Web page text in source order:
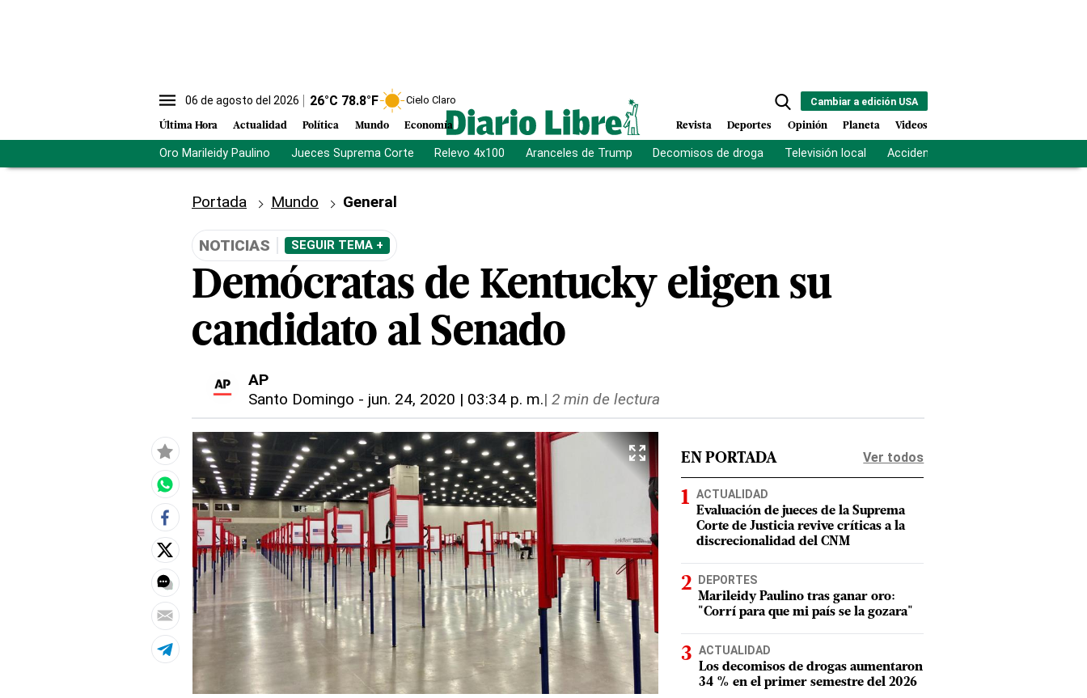
06 de agosto del 2026 26°C 78.8°F Cielo Claro
Última Hora Actualidad Política Mundo Economía
Cambiar a edición USA
Revista Deportes Opinión Planeta Videos
Oro Marileidy Paulino Jueces Suprema Corte Relevo 4x100 Aranceles de Trump Decomisos de droga Televisión local Accidente Los Ríos
Portada Mundo General
NOTICIAS SEGUIR TEMA +
Demócratas de Kentucky eligen su
candidato al Senado
AP
Santo Domingo - jun. 24, 2020 | 03:34 p. m.| 2 min de lectura
EN PORTADA Ver todos
ACTUALIDAD
Evaluación de jueces de la Suprema
Corte de Justicia revive críticas a la
discrecionalidad del CNM
DEPORTES
Marileidy Paulino tras ganar oro:
"Corrí para que mi país se la gozara"
ACTUALIDAD
Los decomisos de drogas aumentaron
34 % en el primer semestre del 2026